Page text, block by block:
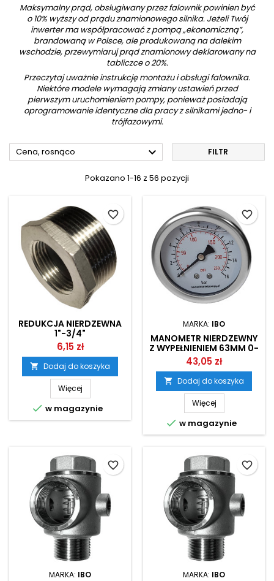
Maksymalny prąd, obsługiwany przez falownik powinien być
o 10% wyższy od prądu znamionowego silnika. Jeżeli Twój
inwerter ma współpracować z pompą „ekonomiczną”,
brandowaną w Polsce, ale produkowaną na dalekim
wschodzie, przewymiaruj prąd znamionowy deklarowany na
tabliczce o 20%.
Przeczytaj uważnie instrukcję montażu i obsługi falownika.
Niektóre modele wymagają zmiany ustawień przed
pierwszym uruchomieniem pompy, ponieważ posiadają
oprogramowanie identyczne dla pracy z silnikami jedno- i
trójfazowymi.
Cena, rosnąco  FILTR
Pokazano 1-16 z 56 pozycji
REDUKCJA NIERDZEWNA
1"-3/4"
6,15 zł
 Dodaj do koszyka
Więcej
 w magazynie
favorite_border
MARKA: IBO
MANOMETR NIERDZEWNY
Z WYPEŁNIENIEM 63MM 0-
10BAR 1/4" IBO
43,05 zł
 Dodaj do koszyka
Więcej
 w magazynie
favorite_border
MARKA: IBO
favorite_border
MARKA: IBO
favorite_border